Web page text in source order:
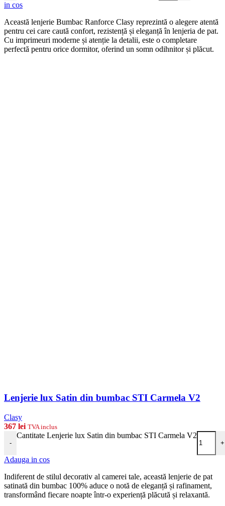
in cos
Această lenjerie Bumbac Ranforce Clasy reprezintă o alegere atentă
pentru cei care caută confort, rezistență și eleganță în lenjeria de pat.
Cu imprimeuri moderne și atenție la detalii, este o completare
perfectă pentru orice dormitor, oferind un somn odihnitor și plăcut.
Lenjerie lux Satin din bumbac STI Carmela V2
Clasy
367 lei TVA inclus
-
Cantitate Lenjerie lux Satin din bumbac STI Carmela V2
+
Adauga in cos
Indiferent de stilul decorativ al camerei tale, această lenjerie de pat
satinată din bumbac 100% aduce o notă de eleganță și rafinament,
transformând fiecare noapte într-o experiență plăcută și relaxantă.